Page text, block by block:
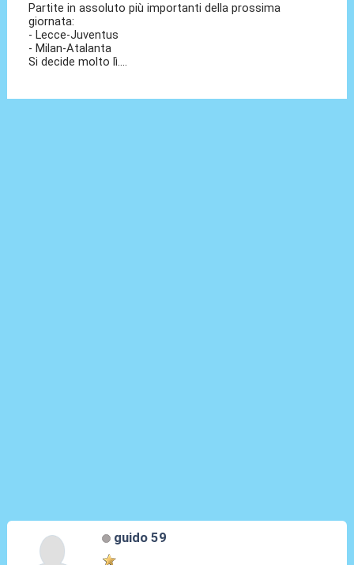
Partite in assoluto più importanti della prossima
giornata:
- Lecce-Juventus
- Milan-Atalanta
Si decide molto lì....
guido 59